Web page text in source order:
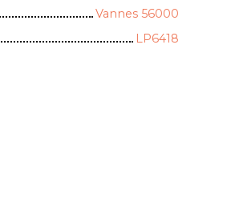
Vannes 56000
LP6418